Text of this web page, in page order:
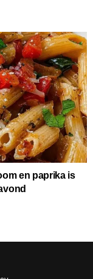
en paprika is